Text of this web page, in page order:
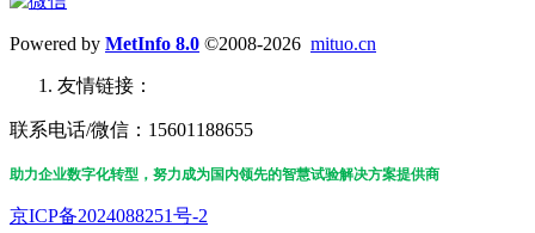
Powered by MetInfo 8.0 ©2008-2026 mituo.cn
友情链接：
联系电话/微信：15601188655
助力企业数字化转型，努力成为国内领先的智慧试验解决方案提供商
京ICP备2024088251号-2